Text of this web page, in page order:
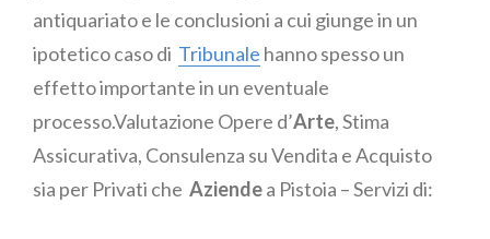
antiquariato e le conclusioni a cui giunge in un
ipotetico caso di Tribunale hanno spesso un
effetto importante in un eventuale
processo.Valutazione Opere d’Arte, Stima
Assicurativa, Consulenza su Vendita e Acquisto
sia per Privati che Aziendea Pistoia – Servizi di: